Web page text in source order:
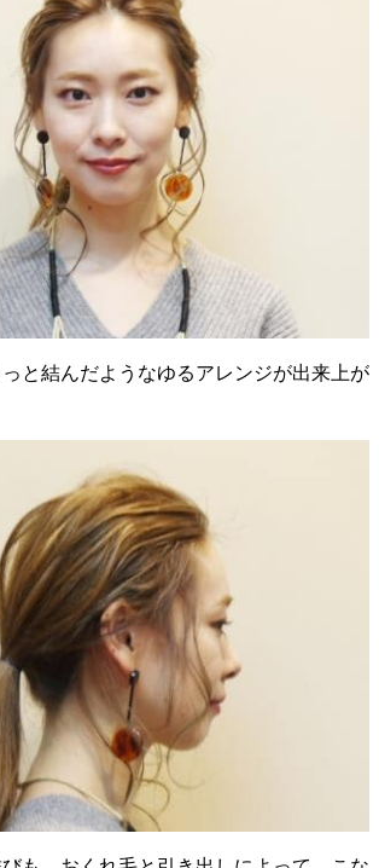
と結んだようなゆるアレンジが出来上が